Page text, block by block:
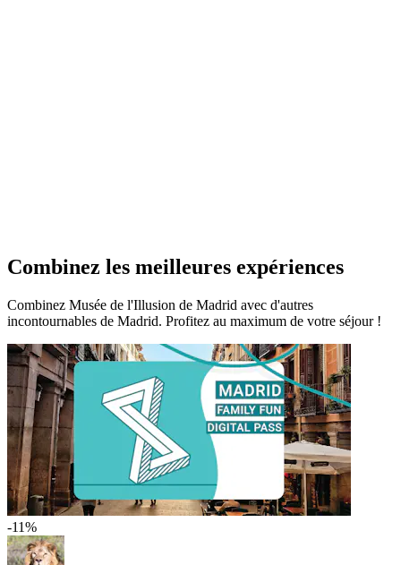
Combinez les meilleures expériences
Combinez Musée de l'Illusion de Madrid avec d'autres
incontournables de Madrid. Profitez au maximum de votre séjour !
-11%